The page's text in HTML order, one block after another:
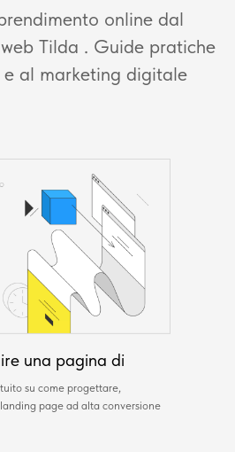
online dal
Tilda . Guide pratiche
e al marketing digitale
una pagina di
su come progettare,
page ad alta conversione